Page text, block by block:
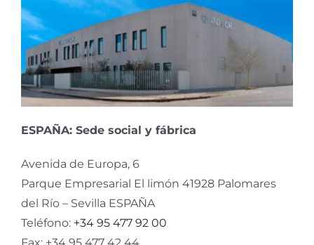
ESPAÑA: Sede social y fábrica
Avenida de Europa, 6
Parque Empresarial El limón 41928 Palomares
del Río – Sevilla ESPAÑA
Teléfono: +34 95 477 92 00